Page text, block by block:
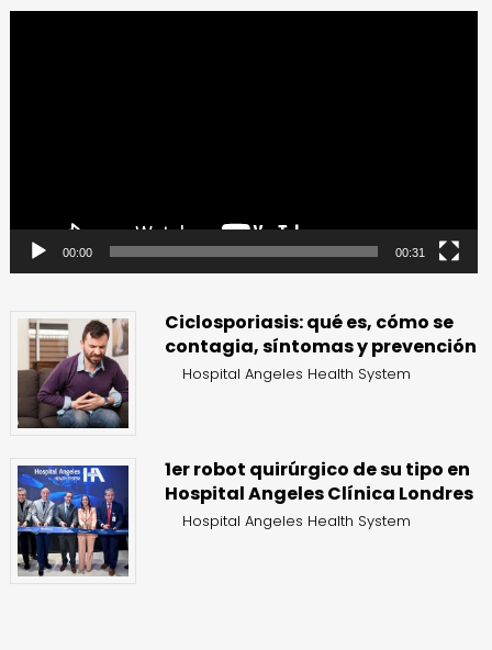
00:00 00:31
Ciclosporiasis: qué es, cómo se
contagia, síntomas y prevención
Hospital Angeles Health System
1er robot quirúrgico de su tipo en
Hospital Angeles Clínica Londres
Hospital Angeles Health System